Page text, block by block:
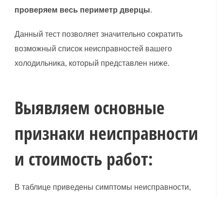
проверяем весь периметр дверцы.
Данный тест позволяет значительно сократить
возможный список неисправностей вашего
холодильника, который представлен ниже.
Выявляем основные
признаки неисправности
и стоимость работ:
В таблице приведены симптомы неисправности,